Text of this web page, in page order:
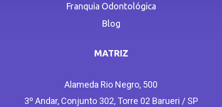
Franquia Odontológica
Blog
MATRIZ
Alameda Rio Negro, 500
3º Andar, Conjunto 302, Torre 02 Barueri / SP